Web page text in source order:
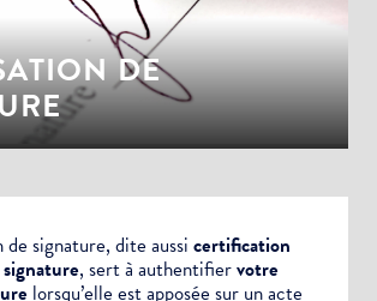
DE
de signature, dite aussi certification
, sert à authentifiervotre
lorsqu’elle est apposée sur unacte